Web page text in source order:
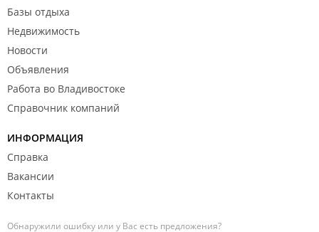
Базы отдыха
Недвижимость
Новости
Объявления
Работа во Владивостоке
Справочник компаний
ИНФОРМАЦИЯ
Справка
Вакансии
Контакты
Обнаружили ошибку или у Вас есть предложения?